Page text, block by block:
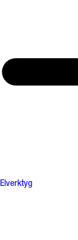
Elverktyg